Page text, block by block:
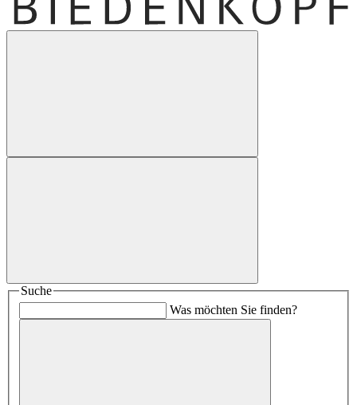
Suche
Was möchten Sie finden?